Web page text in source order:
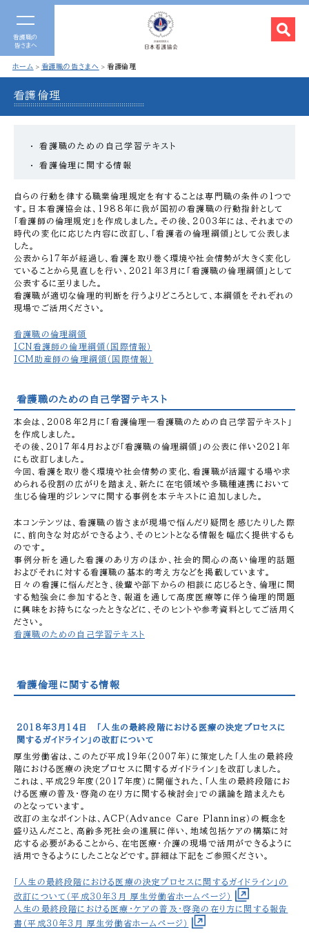
看護職の
皆さまへ
ホーム 看護職の皆さまへ 看護倫理
看護倫理
看護職のための自己学習テキスト
看護倫理に関する情報
自らの行動を律する職業倫理規定を有することは専門職の条件の1つで
す。日本看護協会は、1988年に我が国初の看護職の行動指針として
「看護師の倫理規定」を作成しました。その後、2003年には、それまでの
時代の変化に応じた内容に改訂し、「看護者の倫理綱領」として公表しま
した。
公表から17年が経過し、看護を取り巻く環境や社会情勢が大きく変化し
ていることから見直しを行い、2021年3月に「看護職の倫理綱領」として
公表するに至りました。
看護職が適切な倫理的判断を行うよりどころとして、本綱領をそれぞれの
現場でご活用ください。
看護職の倫理綱領
ICN看護師の倫理綱領（国際情報）
ICM助産師の倫理綱領（国際情報）
看護職のための自己学習テキスト
本会は、2008年2月に「看護倫理―看護職のための自己学習テキスト」
を作成しました。
その後、2017年4月および「看護職の倫理綱領」の公表に伴い2021年
にも改訂しました。
今回、看護を取り巻く環境や社会情勢の変化、看護職が活躍する場や求
められる役割の広がりを踏まえ、新たに在宅領域や多職種連携において
生じる倫理的ジレンマに関する事例を本テキストに追加しました。
本コンテンツは、看護職の皆さまが現場で悩んだり疑問を感じたりした際
に、前向きな対応ができるよう、そのヒントとなる情報を幅広く提供するも
のです。
事例分析を通した看護のあり方のほか、社会的関心の高い倫理的話題
およびそれに対する看護職の基本的考え方などを掲載しています。
日々の看護に悩んだとき、後輩や部下からの相談に応じるとき、倫理に関
する勉強会に参加するとき、報道を通して高度医療等に伴う倫理的問題
に興味をお持ちになったときなどに、そのヒントや参考資料としてご活用く
ださい。
看護職のための自己学習テキスト
看護倫理に関する情報
2018年3月14日 「人生の最終段階における医療の決定プロセスに
関するガイドライン」の改訂について
厚生労働省は、このたび平成19年（2007年）に策定した「人生の最終段
階における医療の決定プロセスに関するガイドライン」を改訂しました。
これは、平成29年度（2017年度）に開催された、「人生の最終段階にお
ける医療の普及・啓発の在り方に関する検討会」での議論を踏まえたも
のとなっています。
改訂の主なポイントは、ACP（Advance Care Planning）の概念を
盛り込んだこと、高齢多死社会の進展に伴い、地域包括ケアの構築に対
応する必要があることから、在宅医療・介護の現場で活用ができるように
活用できるようにしたことなどです。詳細は下記をご参照ください。
「人生の最終段階における医療の決定プロセスに関するガイドライン」の
改訂について（平成30年3月 厚生労働省ホームページ）
人生の最終段階における医療・ケアの普及・啓発の在り方に関する報告
書（平成30年3月 厚生労働省ホームページ）